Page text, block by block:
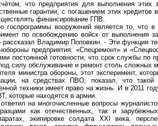
что предприятия для выполнения этих
гарантии, с погашением этих кредитов
финансирование ГПВ.
вооружений является то, что в
по освобождению войск от выполнения
Владимир Поповкин. - Эти функции
предприятия: «Спецремонт» и
постоянной готовности, что срок службы по
силу обслуживание и ремонт столь сложных
министра обороны, этот эксперимент,
на средствах ПВО, показал, что
техники имеет право на жизнь. И в 2011
которые находятся в армии.
на многочисленные вопросы
как отечественных, так и
экипировке солдата XXI века,